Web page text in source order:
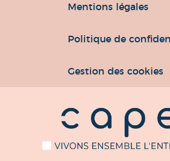
Mentions légales
Politique de
Gestion des cookies